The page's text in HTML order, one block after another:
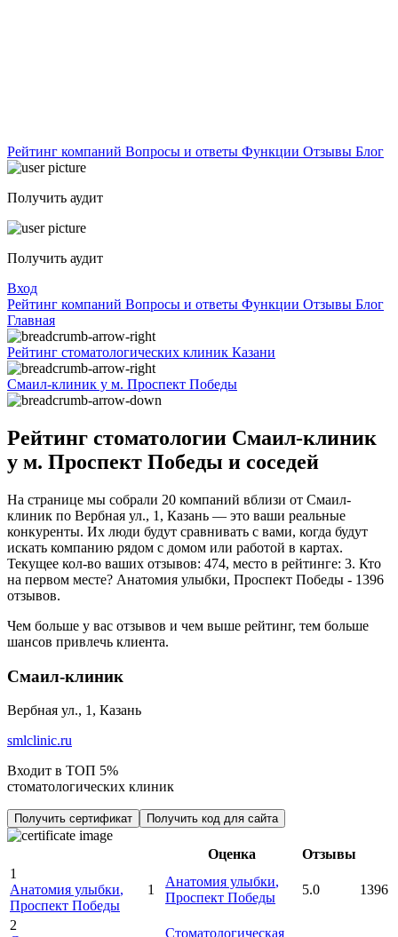
Рейтинг компаний Вопросы и ответы Функции Отзывы Блог
Получить аудит
Получить аудит
Вход
Рейтинг компаний Вопросы и ответы Функции Отзывы Блог
Главная
Рейтинг стоматологических клиник Казани
Смаил-клиник у м. Проспект Победы
Рейтинг стоматологии Смаил-клиник
у м. Проспект Победы и соседей
На странице мы собрали 20 компаний вблизи от Смаил-
клиник по Вербная ул., 1, Казань — это ваши реальные
конкуренты. Их люди будут сравнивать с вами, когда будут
искать компанию рядом с домом или работой в картах.
Текущее кол-во ваших отзывов: 474, место в рейтинге: 3. Кто
на первом месте? Анатомия улыбки, Проспект Победы - 1396
отзывов.
Чем больше у вас отзывов и чем выше рейтинг, тем больше
шансов привлечь клиента.
Смаил-клиник
Вербная ул., 1, Казань
smlclinic.ru
Входит в ТОП 5%
стоматологических клиник
Получить сертификат Получить код для сайта
Оценка
Отзывы
1
Анатомия улыбки,
Проспект Победы
1
Анатомия улыбки,
Проспект Победы
5.0 1396
2
Стоматологическая